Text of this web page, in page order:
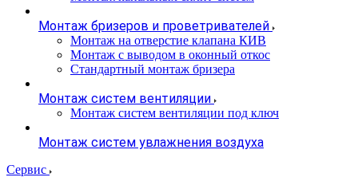
Монтаж бризеров и проветривателей
Монтаж на отверстие клапана КИВ
Монтаж с выводом в оконный откос
Стандартный монтаж бризера
Монтаж систем вентиляции
Монтаж систем вентиляции под ключ
Монтаж систем увлажнения воздуха
Сервис